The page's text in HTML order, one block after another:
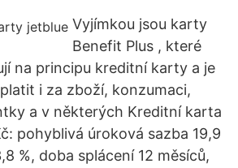
Vyjímkou jsou karty
Benefit Plus , které
na principu kreditní karty a je
i za zboží, konzumaci,
a v některých Kreditní karta
pohyblivá úroková sazba 19,9
%, doba splácení 12 měsíců,